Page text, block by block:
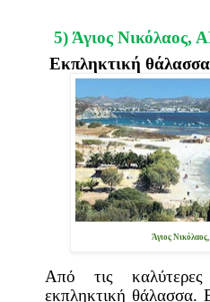
5) Άγιος Νικόλαος,
Εκπληκτική θάλασσα
Άγιος
Από τις
εκπληκτική θάλασσα.